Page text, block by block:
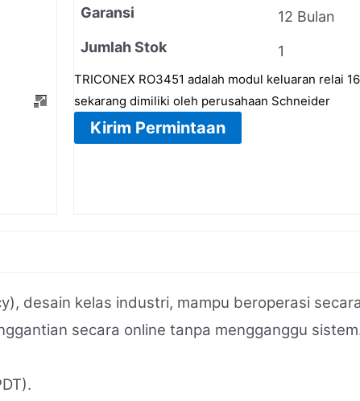
Garansi
12 Bulan
Jumlah Stok
1
TRICONEX RO3451 adalah modul keluaran relai
sekarang dimiliki oleh perusahaan Schneider
Kirim Permintaan
desain kelas industri, mampu beroperasi
secara online tanpa mengganggu